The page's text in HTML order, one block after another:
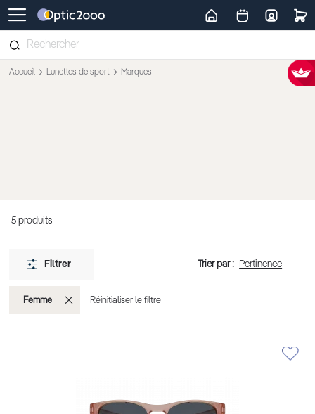
Retour vers la page d'accueil
Accueil Lunettes de sport Marques
5 produits
Filtrer Trier par :
Femme Supprimer
Réinitialiser le filtre